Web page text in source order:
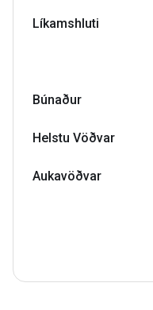
Líkamshluti
Búnaður
Helstu Vöðvar
Aukavöðvar